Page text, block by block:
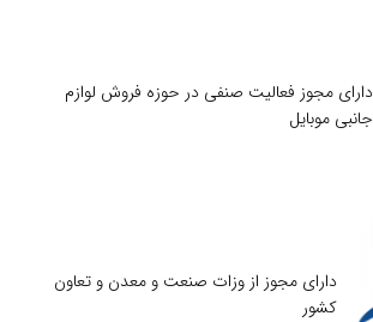
دارای مجوز فعالیت صنفی در حوزه فروش لوازم
جانبی موبایل
دارای مجوز از وزات صنعت و معدن و تعاون
کشور